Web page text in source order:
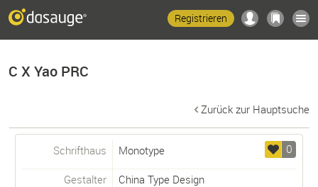
Registrieren
C X Yao PRC
Zurück zur Hauptsuche
0
Schrifthaus Monotype
Gestalter China Type Design